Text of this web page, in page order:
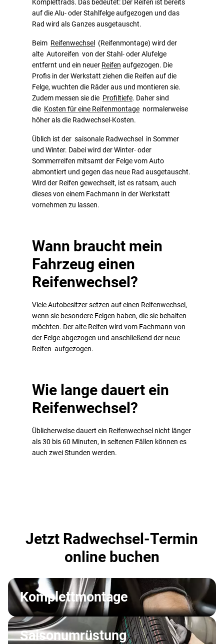
Komplettrads. Das bedeutet: Der Reifen ist bereits
auf die Alu- oder Stahlfelge aufgezogen und das
Rad wird als Ganzes ausgetauscht.
Beim Reifenwechsel
(Reifenmontage) wird der
alte Autoreifen von der Stahl- oder Alufelge
entfernt und ein neuer Reifen aufgezogen. Die
Profis in der Werkstatt ziehen die Reifen auf die
Felge, wuchten die Räder aus und montieren sie.
Zudem messen sie die Profiltiefe. Daher sind
die Kosten für eine Reifenmontage normalerweise
höher als die Radwechsel-Kosten.
Üblich ist der saisonale Radwechsel in Sommer
und Winter. Dabei wird der Winter- oder
Sommerreifen mitsamt der Felge vom Auto
abmontiert und gegen das neue Rad ausgetauscht.
Wird der Reifen gewechselt, ist es ratsam, auch
dieses von einem Fachmann in der Werkstatt
vornehmen zu lassen.
Wann braucht mein
Fahrzeug einen
Reifenwechsel?
Viele Autobesitzer setzen auf einen Reifenwechsel,
wenn sie besondere Felgen haben, die sie behalten
möchten. Der alte Reifen wird vom Fachmann von
der Felge abgezogen und anschließend der neue
Reifen aufgezogen.
Wie lange dauert ein
Reifenwechsel?
Üblicherweise dauert ein Reifenwechsel nicht länger
als 30 bis 60 Minuten, in seltenen Fällen können es
auch zwei Stunden werden.
Jetzt Radwechsel-Termin
online buchen
Komplettmontage
Saisonumrüstung